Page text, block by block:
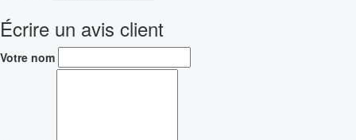
Écrire un avis client
Votre nom